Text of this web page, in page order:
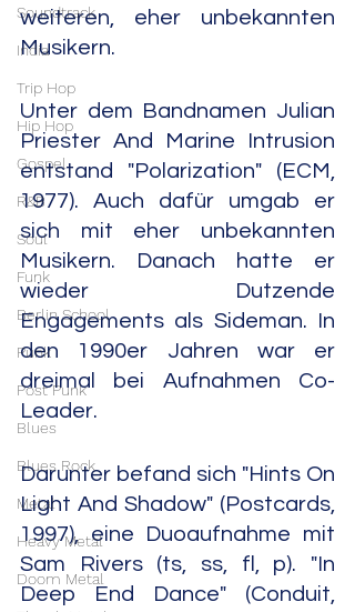
Soundtrack
India
Trip Hop
Hip Hop
Gospel
R&B
Soul
Funk
Berlin School
Punk
Post Punk
Blues
Blues Rock
Metal
Heavy Metal
Doom Metal
weiteren, eher unbekannten
Musikern.
Unter dem Bandnamen Julian
Priester And Marine Intrusion
entstand "Polarization" (ECM,
1977). Auch dafür umgab er
sich mit eher unbekannten
Musikern. Danach hatte er
wieder Dutzende
Engagements als Sideman. In
den 1990er Jahren war er
dreimal bei Aufnahmen Co-
Leader.
Darunter befand sich "Hints On
Light And Shadow" (Postcards,
1997), eine Duoaufnahme mit
Sam Rivers (ts, ss, fl, p). "In
Deep End Dance" (Conduit,